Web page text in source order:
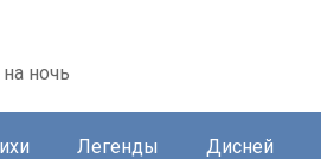
ночь
Легенды Дисней